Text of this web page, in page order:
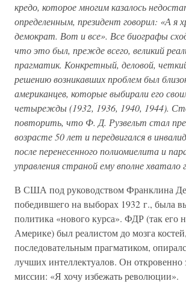
кредо, которое многим казалось
определенным, президент говорил: «А я
демократ. Вот и все». Все биографы
что это был, прежде всего, великий
прагматик. Конкретный, деловой,
решению возникавших проблем был
американцев, которые выбирали его
четырежды (1932, 1936, 1940, 1944).
повторить, что Ф. Д. Рузвельт стал
возрасте 50 лет и передвигался в
после перенесенного полиомиелита и
управления страной ему вполне хватало
В США под руководством Франклина
победившего на выборах 1932 г., была
политика «нового курса». ФДР (так его
Америке) был реалистом до мозга костей,
последовательным прагматиком,
лучших интеллектуалов. Он откровенно
миссии: «Я хочу избежать революции».